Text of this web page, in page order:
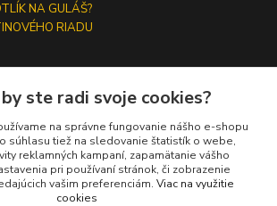
NA GULÁŠ?
RIADU
ste radi svoje cookies?
na správne fungovanie nášho e-shopu
súhlasu tiež na sledovanie štatistík o webe,
reklamných kampaní, zapamätanie vášho
pri používaní stránok, či zobrazenie
vašim preferenciám. Viac na využitie
cookies